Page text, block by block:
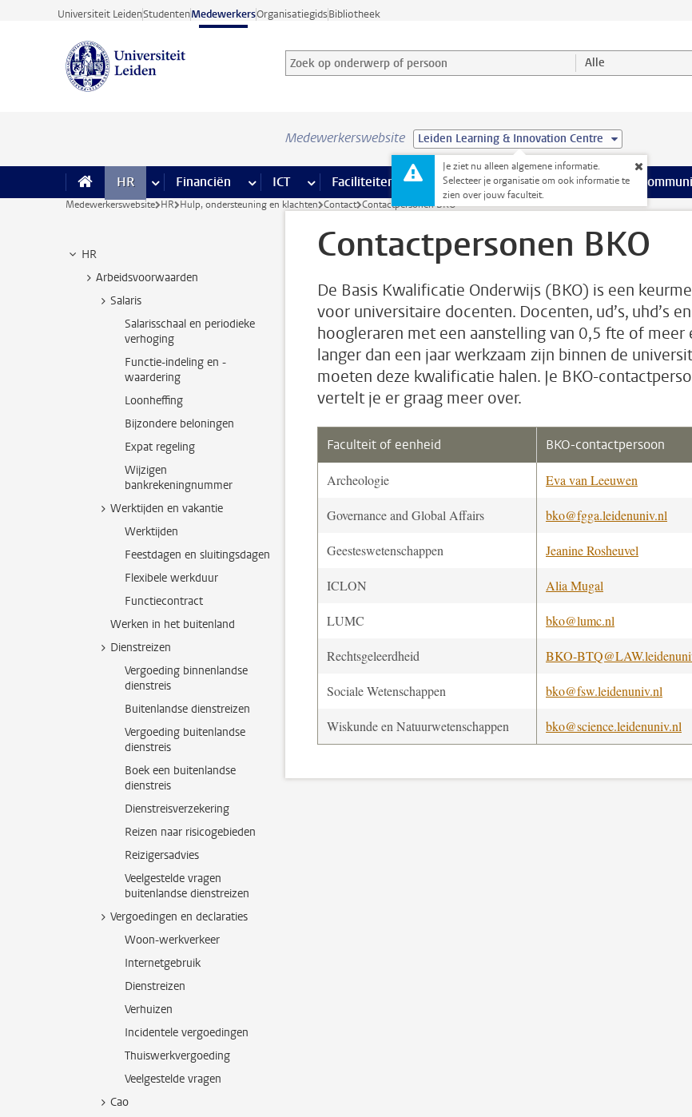
Ga direct naar de inhoud
Universiteit LeidenStudentenMedewerkersOrganisatiegidsBibliotheek
Zoek op onderwerp of persoon en selecteer categorie
Zoekterm Alle
Medewerkerswebsite Leiden Learning & Innovation Centre
Je ziet nu alleen algemene informatie.
Selecteer je organisatie om ook informatie te
zien over jouw faculteit.
HR meer HR pagina’s
Financiën meer Financiën pagina’s
ICT meer ICT pagina’s
Faciliteiten meer Faciliteiten pagina’s
Onderwijs meer Onderwijs pagina’s
Onderzoek meer
Medewerkerswebsite HR Hulp, ondersteuning en klachten Contact Contactpersonen BKO
HR
Arbeidsvoorwaarden
Salaris
Salarisschaal en periodieke
verhoging
Functie-indeling en -
waardering
Loonheffing
Bijzondere beloningen
Expat regeling
Wijzigen
bankrekeningnummer
Werktijden en vakantie
Werktijden
Feestdagen en sluitingsdagen
Flexibele werkduur
Functiecontract
Werken in het buitenland
Dienstreizen
Vergoeding binnenlandse
dienstreis
Buitenlandse dienstreizen
Vergoeding buitenlandse
dienstreis
Boek een buitenlandse
dienstreis
Dienstreisverzekering
Reizen naar risicogebieden
Reizigersadvies
Veelgestelde vragen
buitenlandse dienstreizen
Vergoedingen en declaraties
Woon-werkverkeer
Internetgebruik
Dienstreizen
Verhuizen
Incidentele vergoedingen
Thuiswerkvergoeding
Veelgestelde vragen
Cao
Contactpersonen BKO
De Basis Kwalificatie Onderwijs (BKO) is een
voor universitaire docenten. Docenten, ud’s, uhd’s en
hoogleraren met een aanstelling van 0,5 fte of meer
langer dan een jaar werkzaam zijn binnen de
moeten deze kwalificatie halen. Je BKO-
vertelt je er graag meer over.
Faculteit of eenheid BKO-contactpersoon
Archeologie Eva van Leeuwen
Governance and Global Affairs bko@fgga.leidenuniv.nl
Geesteswetenschappen Jeanine Rosheuvel
ICLON Alia Mugal
LUMC bko@lumc.nl
Rechtsgeleerdheid BKO-
Sociale Wetenschappen bko@fsw.leidenuniv.nl
Wiskunde en Natuurwetenschappen bko@science.leidenuniv.nl